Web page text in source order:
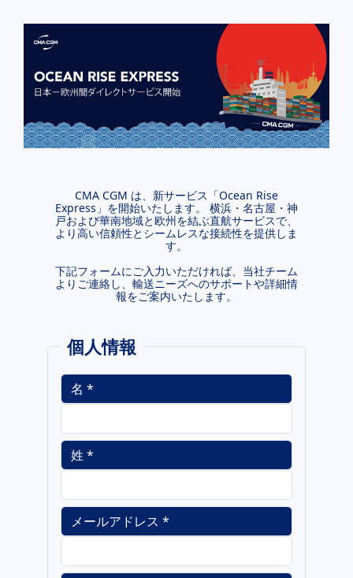
CMA CGM は、新サービス「Ocean Rise
Express」を開始いたします。 横浜・名古屋・神
戸および華南地域と欧州を結ぶ直航サービスで、
より高い信頼性とシームレスな接続性を提供しま
す。
下記フォームにご入力いただければ、当社チーム
よりご連絡し、輸送ニーズへのサポートや詳細情
報をご案内いたします。
個人情報
名 *
姓 *
メールアドレス *